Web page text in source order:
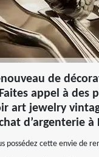
de
appel à des
art jewelry
d’argenterie à
possédez cette envie de